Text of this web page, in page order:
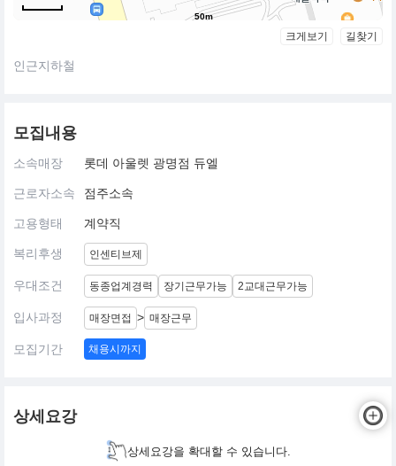
50m
크게보기 길찾기
인근지하철
모집내용
소속매장 롯데 아울렛 광명점 듀엘
근로자소속 점주소속
고용형태 계약직
복리후생 인센티브제
우대조건 동종업계경력 장기근무가능 2교대근무가능
입사과정 매장면접 > 매장근무
모집기간 채용시까지
상세요강
상세요강을 확대할 수 있습니다.